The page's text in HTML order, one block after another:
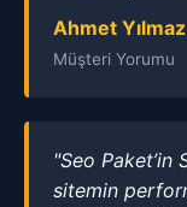
Ahmet Yılmaz
Müşteri Yorumu
"Seo Paket’in
sitemin